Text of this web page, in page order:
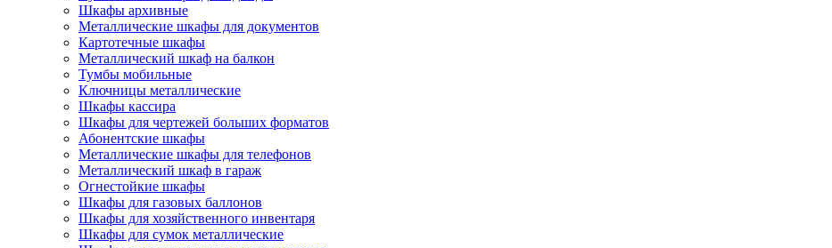
Шкафы архивные
Металлические шкафы для документов
Картотечные шкафы
Металлический шкаф на балкон
Тумбы мобильные
Ключницы металлические
Шкафы кассира
Шкафы для чертежей больших форматов
Абонентские шкафы
Металлические шкафы для телефонов
Металлический шкаф в гараж
Огнестойкие шкафы
Шкафы для газовых баллонов
Шкафы для хозяйственного инвентаря
Шкафы для сумок металлические